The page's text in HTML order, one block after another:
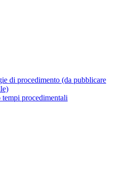
di procedimento (da pubblicare
procedimentali